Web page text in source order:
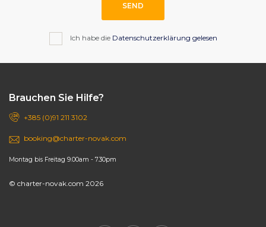
SEND
Ich habe die Datenschutzerklärung gelesen
Brauchen Sie Hilfe?
+385 (0)91 211 3102
booking@charter-novak.com
Montag bis Freitag 9.00am - 7.30pm
© charter-novak.com 2026